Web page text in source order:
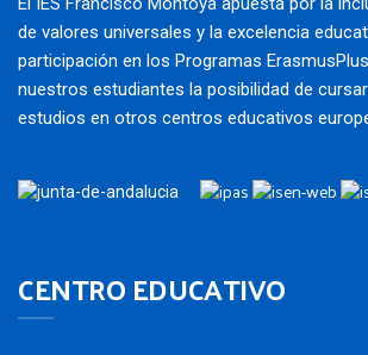
de valores universales y la excelencia
participación en los Programas
nuestros estudiantes la posibilidad de
estudios en otros centros educativos
CENTRO EDUCATIVO